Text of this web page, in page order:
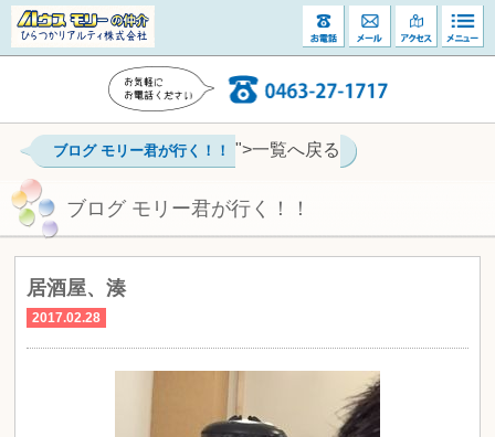
ブログ モリー君が行く！！ ">一覧へ戻る
ブログ モリー君が行く！！
居酒屋、湊
2017.02.28